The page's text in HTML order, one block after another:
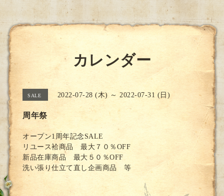
カレンダー
SALE 2022-07-28 (木) ～ 2022-07-31 (日)
周年祭
オープン1周年記念SALE
リユース袷商品 最大７０％OFF
新品在庫商品 最大５０％OFF
洗い張り仕立て直し企画商品 等